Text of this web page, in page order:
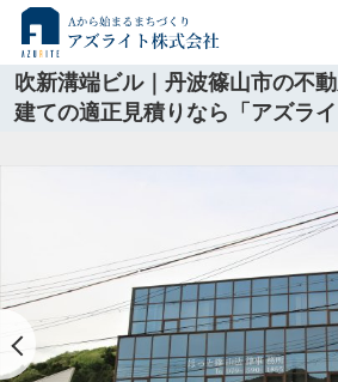
吹新溝端ビル｜丹波篠山市の不
建ての適正見積りなら「アズラ